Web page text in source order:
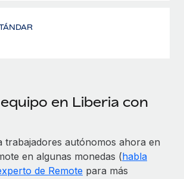
en Liberia con
trabajadores autónomos ahora en
en algunas monedas (habla
de Remote para más